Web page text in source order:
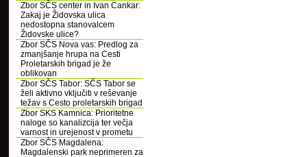
Zbor SČS center in Ivan Cankar:
Zakaj je Židovska ulica
nedostopna stanovalcem
Židovske ulice?
Zbor SČS Nova vas: Predlog za
zmanjšanje hrupa na Cesti
Proletarskih brigad je že
oblikovan
Zbor SČS Tabor: SČS Tabor se
želi aktivno vključiti v reševanje
težav s Cesto proletarskih brigad
Zbor SKS Kamnica: Prioritetne
naloge so kanalizcija ter večja
varnost in urejenost v prometu
Zbor SČS Magdalena:
Magdalenski park neprimeren za